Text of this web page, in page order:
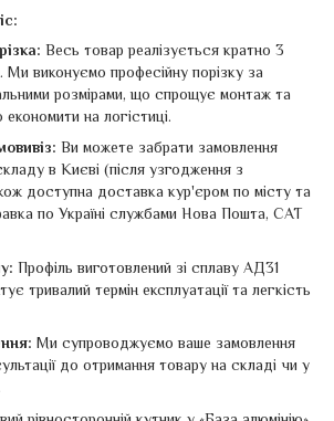
Весь товар реалізується кратно 3
Ми виконуємо професійну порізку за
розмірами, що спрощує монтаж та
на логістиці.
Ви можете забрати замовлення
в Києві (після узгодження з
доступна доставка кур'єром по місту та
по Україні службами Нова Пошта, САТ
Профіль виготовлений зі сплаву АД31
тривалий термін експлуатації та легкість
Ми супроводжуємо ваше замовлення
до отримання товару на складі чи у